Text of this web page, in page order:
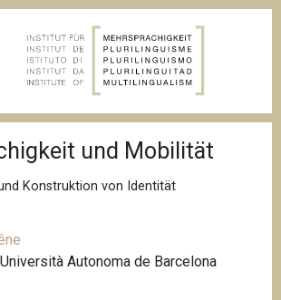
und Mobilität
Konstruktion von Identität
Autonoma de Barcelona